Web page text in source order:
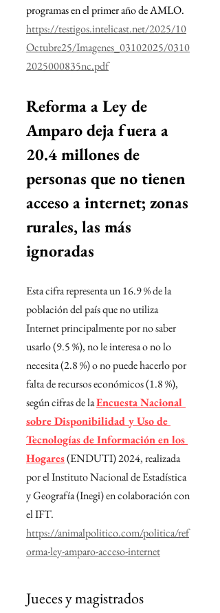
programas en el primer año de AMLO.
https://testigos.intelicast.net/2025/10
Octubre25/Imagenes_03102025/0310
2025000835nc.pdf
Reforma a Ley de
Amparo deja fuera a
20.4 millones de
personas que no tienen
acceso a internet; zonas
rurales, las más
ignoradas
Esta cifra representa un 16.9 % de la
población del país que no utiliza
Internet principalmente por no saber
usarlo (9.5 %), no le interesa o no lo
necesita (2.8 %) o no puede hacerlo por
falta de recursos económicos (1.8 %),
según cifras de la Encuesta Nacional
sobre Disponibilidad y Uso de
Tecnologías de Información en los
Hogares (ENDUTI) 2024, realizada
por el Instituto Nacional de Estadística
y Geografía (Inegi) en colaboración con
el IFT.
https://animalpolitico.com/politica/ref
orma-ley-amparo-acceso-internet
Jueces y magistrados